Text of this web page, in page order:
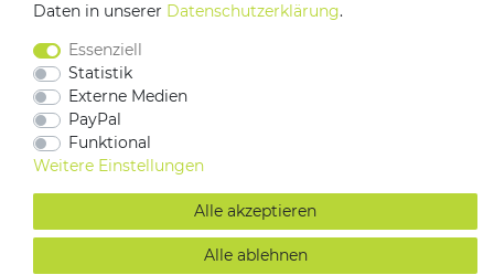
Impressum Daten­schutz­erklärung
Barrierefreiheitserklärung
Daten in unserer Daten­schutz­erklärung.
Essenziell
Statistik
Externe Medien
PayPal
Funktional
Weitere Einstellungen
Alle akzeptieren
Alle ablehnen